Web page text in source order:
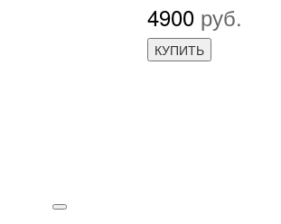
4900 руб.
КУПИТЬ